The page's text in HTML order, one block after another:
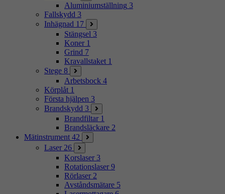
Aluminiumställning 3
Fallskydd 3
Inhägnad 17
Stängsel 3
Koner 1
Grind 7
Kravallstaket 1
Stege 8
Arbetsbock 4
Körplåt 1
Första hjälpen 3
Brandskydd 3
Brandfiltar 1
Brandsläckare 2
Mätinstrument 42
Laser 26
Korslaser 3
Rotationslaser 9
Rörlaser 2
Avståndsmätare 5